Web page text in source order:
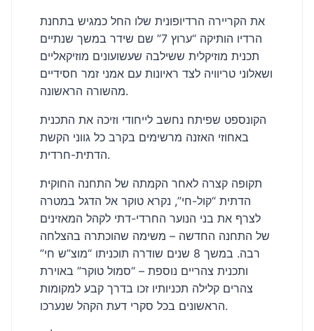
את הקריירה הרדיופונית שלו החל כמגיש בתחנת
הרדיו הותיקה “ערוץ 7” שם שידר במשך שנתיים
תכנית מוזיקלית ששילבה שעשועונים מוזיקאליים
ושאלוני טריוויה לצד ראיונות עם אמני זמר חסידיים
מהשורה הראשונה.
הקונספט שפיתח נחשב לייחודי וזיכה את התכנית
באחוזי האזנה מרשימים בקרב כל גווני הקשת
הדתית-חרדית.
תקופה קצרה לאחר הקמתה של התחנה החוקית
הדתית “קול-חי”, נקרא טוקר אל הדגל במטרה
לצרף את בני הנוער החרדי-דתי לקהל המאזינים
של התחנה החדשה – משימה שהוכתרה בהצלחה
רבה. במשך 8 שנים שודרה תוכניתו “מוצ”ש חי”
ותכנית צהריים נוספת – “סמול טוקר” באוירת
צהרים קלילה תכניותיו זכו בדרך קבע למקומות
הראשונים בכל סקרי דעת הקהל שנערכו.